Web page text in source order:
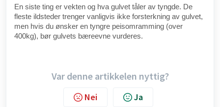
En siste ting er vekten og hva gulvet tåler av tyngde. De
fleste ildsteder trenger vanligvis ikke forsterkning av gulvet,
men hvis du ønsker en tyngre peisomramming (over
400kg), bør gulvets bæreevne vurderes.
Var denne artikkelen nyttig?
Nei Ja